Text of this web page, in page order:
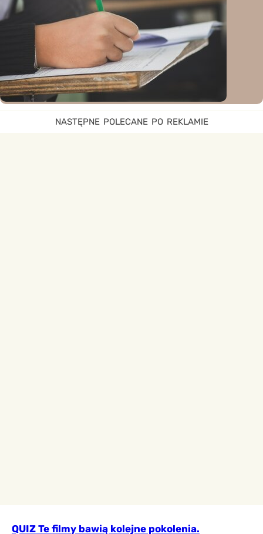
QUIZ Te filmy bawią kolejne pokolenia.